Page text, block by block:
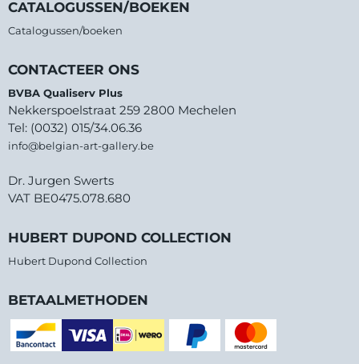
CATALOGUSSEN/BOEKEN
Catalogussen/boeken
CONTACTEER ONS
BVBA Qualiserv Plus
Nekkerspoelstraat 259 2800 Mechelen
Tel: (0032) 015/34.06.36
info@belgian-art-gallery.be
Dr. Jurgen Swerts
VAT BE0475.078.680
HUBERT DUPOND COLLECTION
Hubert Dupond Collection
BETAALMETHODEN